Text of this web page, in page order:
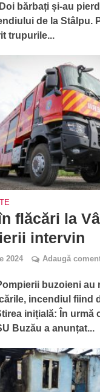
bărbați și-au
de la Stâlpu.
trupurile...
flăcări la
intervin
2024 Adaugă
buzoieni au
incendiul fiind
inițială: În urmă
Buzău a anunțat...